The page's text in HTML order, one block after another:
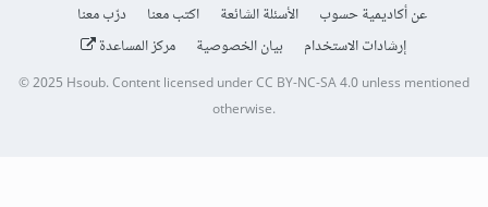
عن أكاديمية حسوب الأسئلة الشائعة اكتب معنا
درّب معنا
إرشادات الاستخدام
بيان الخصوصية مركز المساعدة
© 2025 Hsoub.Content licensed underCC BY-NC-SA 4.0unless mentioned
otherwise.